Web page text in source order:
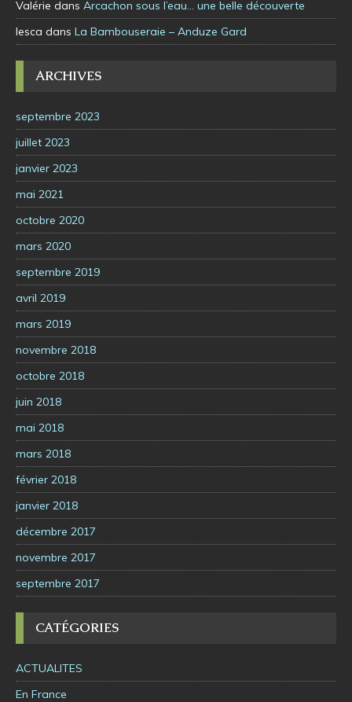
Valérie dans Arcachon sous l’eau… une belle découverte
lesca dans La Bambouseraie – Anduze Gard
ARCHIVES
septembre 2023
juillet 2023
janvier 2023
mai 2021
octobre 2020
mars 2020
septembre 2019
avril 2019
mars 2019
novembre 2018
octobre 2018
juin 2018
mai 2018
mars 2018
février 2018
janvier 2018
décembre 2017
novembre 2017
septembre 2017
CATÉGORIES
ACTUALITES
En France